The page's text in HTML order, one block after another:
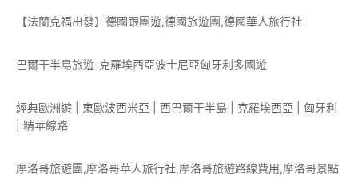
【法蘭克福出發】德國跟團遊,德國旅遊團,德國華人旅行社
巴爾干半島旅遊_克羅埃西亞波士尼亞匈牙利多國遊
經典歐洲遊 | 東歐波西米亞 | 西巴爾干半島 | 克羅埃西亞 | 匈牙利
| 精華線路
摩洛哥旅遊團,摩洛哥華人旅行社,摩洛哥旅遊路線費用,摩洛哥景點